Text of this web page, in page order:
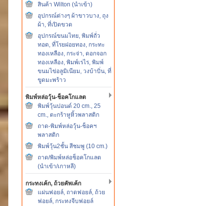
สินค้า Wilton (นำเข้า)
อุปกรณ์ต่างๆ ผ้าขาวบาง, ถุง
ผ้า, ที่เปิดขวด
อุปกรณ์ขนมไทย, พิมพ์ถั่ว
ทอด, ที่โรยฝอยทอง, กระทะ
ทองเหลือง, กระจ่า, ดอกจอก
ทองเหลือง, พิมพ์เรไร, พิมพ์
ขนมไข่อลูมิเนียม, วงบ้าบิ่น, ที่
ขูดมะพร้าว
พิมพ์หล่อวุ้น-ช็อคโกแลต
พิมพ์วุ้นปอนด์ 20 cm., 25
cm., ตะกร้าหูหิ้วพลาสติก
ถาด-พิมพ์หล่อวุ้น-ช็อคฯ
พลาสติก
พิมพ์วุ้น2ชั้น สีชมพู (10 cm.)
ถาด/พิมพ์หล่อช็อคโกแลต
(นำเข้า/เกาหลี)
กระทงเค้ก, ถ้วยคัพเค้ก
แผ่นฟอยล์, ถาดฟอยล์, ถ้วย
ฟอยล์, กระทงจีบฟอยล์